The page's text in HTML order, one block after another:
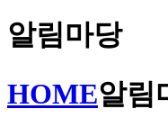
알림마당
HOME알림